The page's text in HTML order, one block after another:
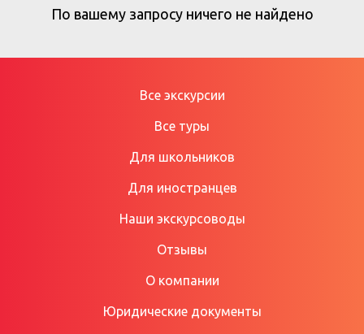
По вашему запросу ничего не найдено
Все экскурсии
Все туры
Для школьников
Для иностранцев
Наши экскурсоводы
Отзывы
О компании
Юридические документы